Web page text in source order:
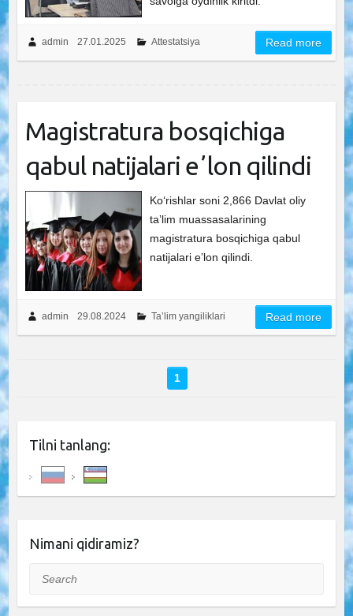
admin 27.01.2025 Attestatsiya Read more
Magistratura bosqichiga
qabul natijalari eʼlon qilindi
Ko‘rishlar soni 2,866 Davlat oliy
taʼlim muassasalarining
magistratura bosqichiga qabul
natijalari eʼlon qilindi.
admin 29.08.2024 Ta’lim yangiliklari Read more
1
Tilni tanlang:
Nimani qidiramiz?
Search